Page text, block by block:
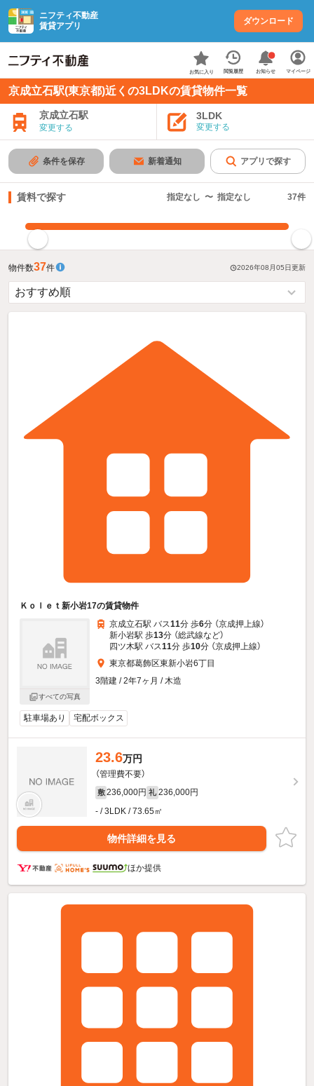
ニフティ不動産
賃貸アプリ
ダウンロード
お気に入り 閲覧履歴 お知らせ マイページ
京成立石駅(東京都)近くの3LDKの賃貸物件一覧
京成立石駅
変更する
3LDK
変更する
条件を保存 新着通知 アプリで探す
賃料で探す 指定なし 〜 指定なし 37件
物件数37件 2026年08月05日更新
Ｋｏｌｅｔ新小岩17の賃貸物件
すべての写真
京成立石駅 バス11分 歩6分 （京成押上線）
新小岩駅 歩13分 （総武線など）
四ツ木駅 バス11分 歩10分 （京成押上線）
東京都葛飾区東新小岩6丁目
3階建 / 2年7ヶ月 / 木造
駐車場あり 宅配ボックス
23.6万円
（管理費不要）
敷 236,000円 礼 236,000円
- / 3LDK / 73.65㎡
物件詳細を見る
ほか提供